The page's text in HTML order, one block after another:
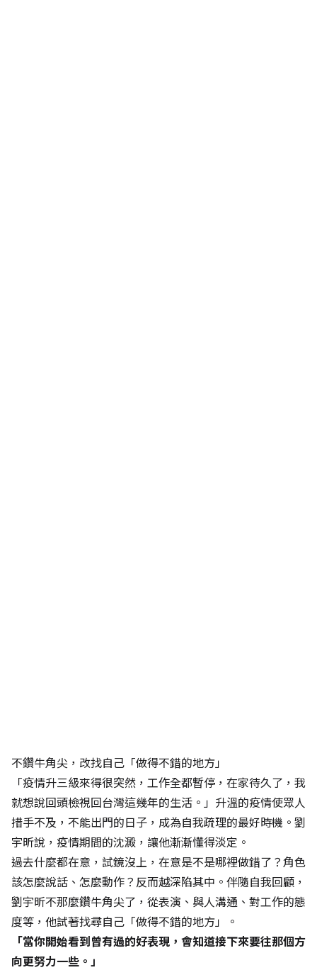
不鑽牛角尖，改找自己「做得不錯的地方」
「疫情升三級來得很突然，工作全都暫停，在家待久了，我
就想說回頭檢視回台灣這幾年的生活。」升溫的疫情使眾人
措手不及，不能出門的日子，成為自我疏理的最好時機。劉
宇昕說，疫情期間的沈澱，讓他漸漸懂得淡定。
過去什麼都在意，試鏡沒上，在意是不是哪裡做錯了？角色
該怎麼說話、怎麼動作？反而越深陷其中。伴隨自我回顧，
劉宇昕不那麼鑽牛角尖了，從表演、與人溝通、對工作的態
度等，他試著找尋自己「做得不錯的地方」。
「當你開始看到曾有過的好表現，會知道接下來要往那個方
向更努力一些。」